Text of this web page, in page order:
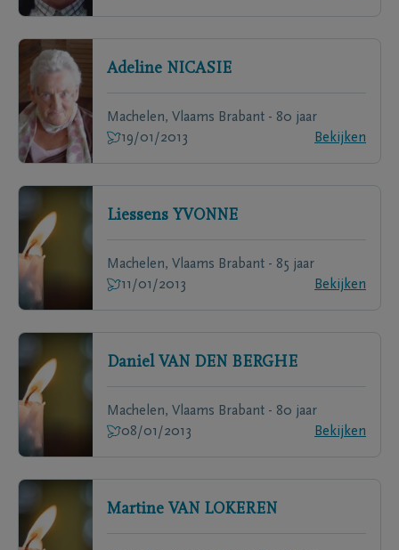
Adeline NICASIE
Machelen, Vlaams Brabant - 80 jaar
19/01/2013
Bekijken
Liessens YVONNE
Machelen, Vlaams Brabant - 85 jaar
11/01/2013
Bekijken
Daniel VAN DEN BERGHE
Machelen, Vlaams Brabant - 80 jaar
08/01/2013
Bekijken
Martine VAN LOKEREN